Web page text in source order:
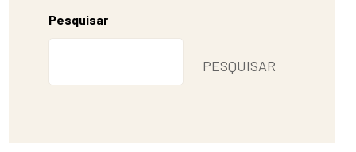
Pesquisar
PESQUISAR